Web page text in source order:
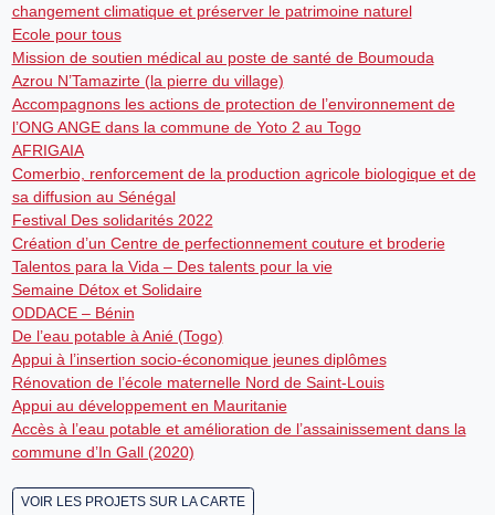
changement climatique et préserver le patrimoine naturel
Ecole pour tous
Mission de soutien médical au poste de santé de Boumouda
Azrou N’Tamazirte (la pierre du village)
Accompagnons les actions de protection de l’environnement de
l’ONG ANGE dans la commune de Yoto 2 au Togo
AFRIGAIA
Comerbio, renforcement de la production agricole biologique et de
sa diffusion au Sénégal
Festival Des solidarités 2022
Création d’un Centre de perfectionnement couture et broderie
Talentos para la Vida – Des talents pour la vie
Semaine Détox et Solidaire
ODDACE – Bénin
De l’eau potable à Anié (Togo)
Appui à l’insertion socio-économique jeunes diplômes
Rénovation de l’école maternelle Nord de Saint-Louis
Appui au développement en Mauritanie
Accès à l’eau potable et amélioration de l’assainissement dans la
commune d’In Gall (2020)
VOIR LES PROJETS SUR LA CARTE